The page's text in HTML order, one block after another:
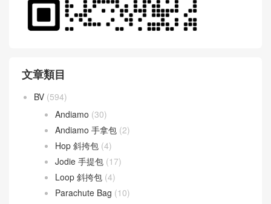
文章類目
(594)